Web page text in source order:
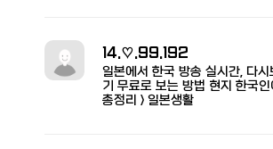
14.♡.99.192
일본에서 한국 방송 실시간, 다시
기 무료로 보는 방법 현지 한국인
총정리 > 일본생활